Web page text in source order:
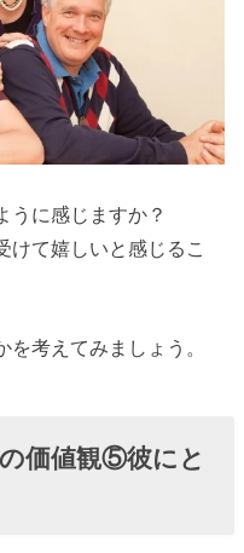
うに感じますか？
けて嬉しいと感じるこ
考えてみましょう。
価値観⑤彼にと